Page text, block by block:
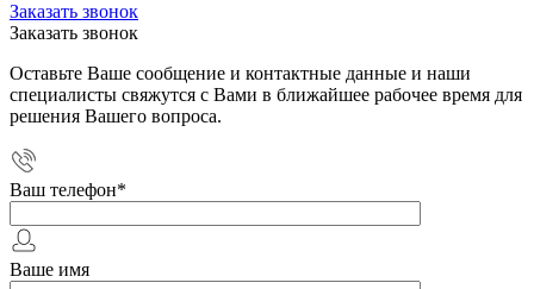
Заказать звонок
Заказать звонок
Оставьте Ваше сообщение и контактные данные и наши
специалисты свяжутся с Вами в ближайшее рабочее время для
решения Вашего вопроса.
Ваш телефон*
Ваше имя